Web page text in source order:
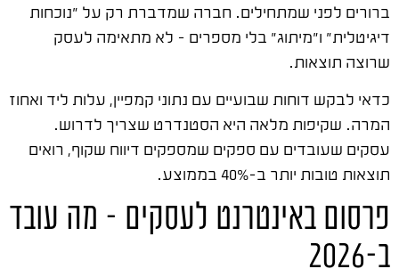
ברורים לפני שמתחילים. חברה שמדברת רק על "נוכחות
דיגיטלית" ו"מיתוג" בלי מספרים – לא מתאימה לעסק
שרוצה תוצאות.
כדאי לבקש דוחות שבועיים עם נתוני קמפיין, עלות ליד ואחוז
המרה. שקיפות מלאה היא הסטנדרט שצריך לדרוש.
עסקים שעובדים עם ספקים שמספקים דיווח שקוף, רואים
תוצאות טובות יותר ב-40% בממוצע.
פרסום באינטרנט לעסקים – מה עובד
ב-2026